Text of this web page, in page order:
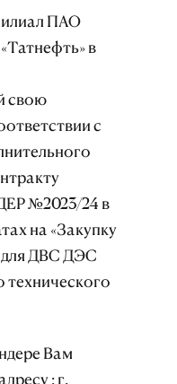
илиал ПАО
«Татнефть» в
свою
с
№2023/24 в
на «Закупку
для ДВС ДЭС
технического
Вам
: г.